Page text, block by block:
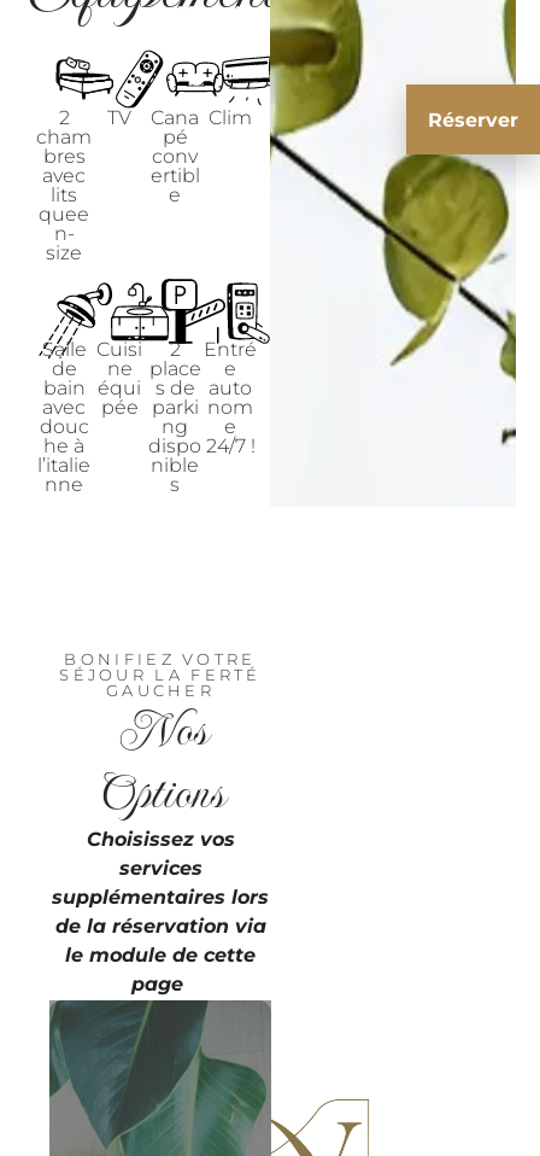
2
cham
bres
avec
lits
quee
n-
size
TV
Cana
pé
conv
ertibl
e
Clim
Salle
de
bain
avec
douc
he à
l’italie
nne
Cuisi
ne
équi
pée
2
place
s de
parki
ng
dispo
nible
s
Entré
e
auto
nom
e
24/7 !
Réserver
BONIFIEZ VOTRE
SÉJOUR LA FERTÉ
GAUCHER
Nos
Options
Choisissez vos
services
supplémentaires lors
de la réservation via
le module de cette
page